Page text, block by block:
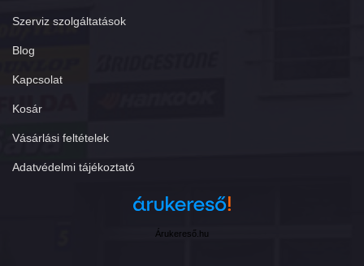
Szerviz szolgáltatások
Blog
Kapcsolat
Kosár
Vásárlási feltételek
Adatvédelmi tájékoztató
Árukereső.hu